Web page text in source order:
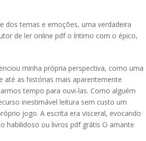
dos temas e emoções, uma verdadeira
de ler online pdf o íntimo com o épico,
minha própria perspectiva, como uma
as histórias mais aparentemente
tempo para ouvi-las. Como alguém
inestimável leitura sem custo um
jogo. A escrita era visceral, evocando
habilidoso ou livros pdf grátis O amante